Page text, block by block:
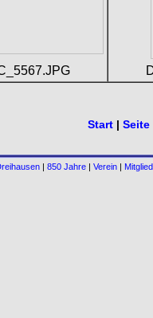
Start | Seite
| 850 Jahre| Verein| Mitglied